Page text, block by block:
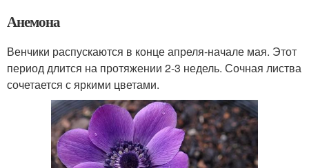
Анемона
Венчики распускаются в конце апреля-начале мая. Этот
период длится на протяжении 2-3 недель. Сочная листва
сочетается с яркими цветами.